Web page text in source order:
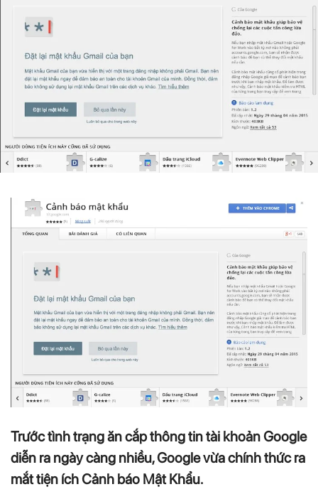
Trước tình trạng ăn cắp thông tin tài khoản Google
diễn ra ngày càng nhiều, Google vừa chính thức ra
mắt tiện ích Cảnh báo Mật Khẩu.